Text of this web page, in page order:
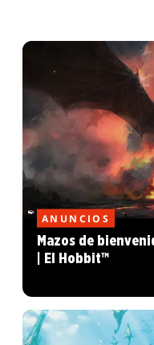
ANUNCIOS
Mazos de
| El Hobbit™